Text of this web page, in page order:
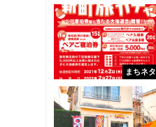
まちネタ